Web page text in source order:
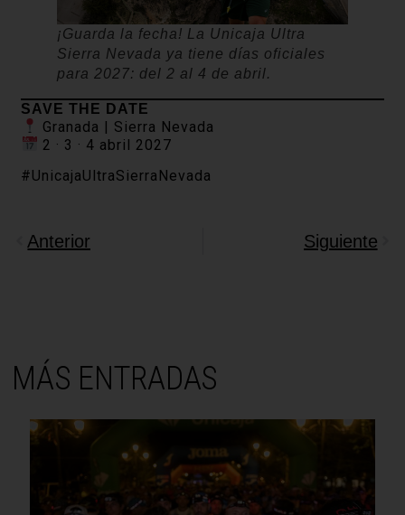
¡Guarda la fecha! La Unicaja Ultra
Sierra Nevada ya tiene días oficiales
para 2027: del 2 al 4 de abril.
SAVE THE DATE
Granada | Sierra Nevada
2 · 3 · 4 abril 2027
#UnicajaUltraSierraNevada
Anterior Siguiente
MÁS ENTRADAS